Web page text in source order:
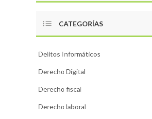
CATEGORÍAS
Delitos Informáticos
Derecho Digital
Derecho fiscal
Derecho laboral